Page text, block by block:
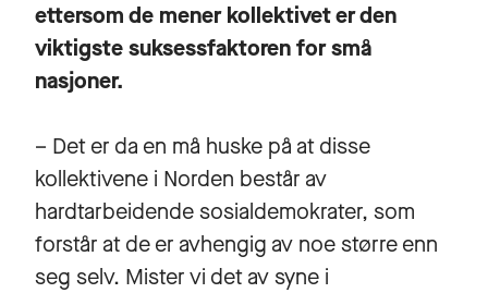
ettersom de mener kollektivet er den
viktigste suksessfaktoren for små
nasjoner.
– Det er da en må huske på at disse
kollektivene i Norden består av
hardtarbeidende sosialdemokrater, som
forstår at de er avhengig av noe større enn
seg selv. Mister vi det av syne i